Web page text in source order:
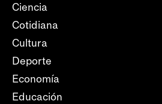
Ciencia
Cotidiana
Cultura
Deporte
Economía
Educación